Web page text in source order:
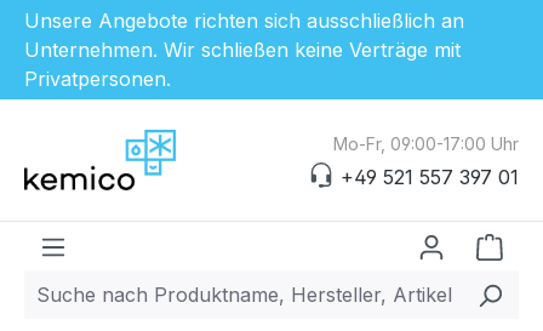
Unsere Angebote richten sich ausschließlich an
Unternehmen. Wir schließen keine Verträge mit
Privatpersonen.
Zum Hauptinhalt springen
Mo-Fr, 09:00-17:00 Uhr
+49 521 557 397 01